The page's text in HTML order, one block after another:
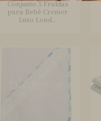
Conjunto 5 Fraldas
para Bebê Cremer
Luxo Lond...